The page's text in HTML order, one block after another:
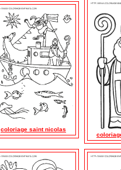
coloriage saint nicolas